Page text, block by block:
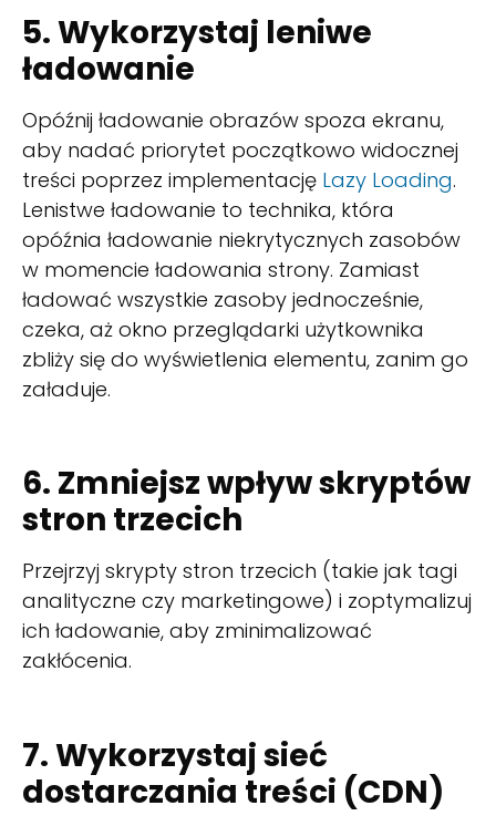
5. Wykorzystaj leniwe
ładowanie
Opóźnij ładowanie obrazów spoza ekranu,
aby nadać priorytet początkowo widocznej
treści poprzez implementację Lazy Loading.
Lenistwe ładowanie to technika, która
opóźnia ładowanie niekrytycznych zasobów
w momencie ładowania strony. Zamiast
ładować wszystkie zasoby jednocześnie,
czeka, aż okno przeglądarki użytkownika
zbliży się do wyświetlenia elementu, zanim go
załaduje.
6. Zmniejsz wpływ skryptów
stron trzecich
Przejrzyj skrypty stron trzecich (takie jak tagi
analityczne czy marketingowe) i zoptymalizuj
ich ładowanie, aby zminimalizować
zakłócenia.
7. Wykorzystaj sieć
dostarczania treści (CDN)